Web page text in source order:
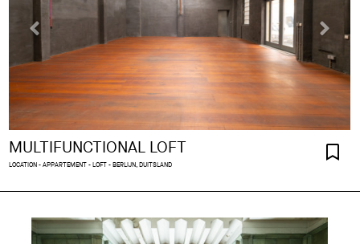
MULTIFUNCTIONAL LOFT
LOCATION - APPARTEMENT - LOFT - BERLIJN, DUITSLAND